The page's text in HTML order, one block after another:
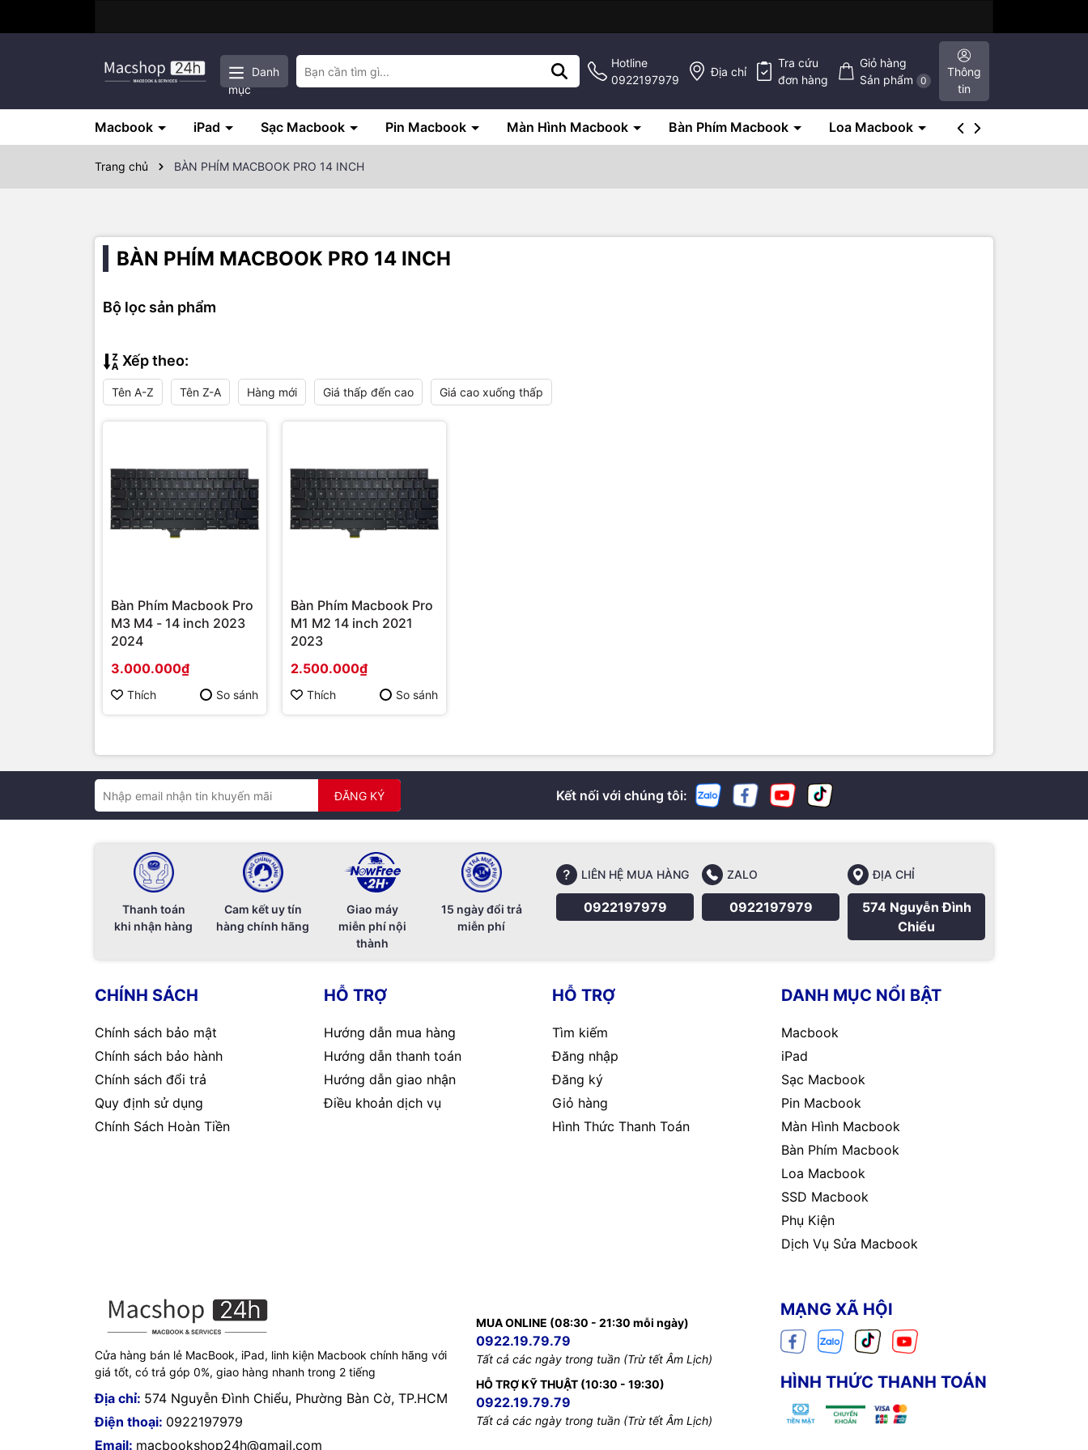
Danh
mục
Hotline
0922197979
Địa chỉ
Tra cứu
đơn hàng
Giỏ hàng
Sản phẩm
0
Thông
tin
Macbook iPad Sạc Macbook Pin Macbook Màn Hình Macbook Bàn Phím Macbook Loa Macbook SSD Macbook
Trang chủ BÀN PHÍM MACBOOK PRO 14 INCH
BÀN PHÍM MACBOOK PRO 14 INCH
Bộ lọc sản phẩm
Xếp theo:
Tên A-Z Tên Z-A Hàng mới Giá thấp đến cao Giá cao xuống thấp
Bàn Phím Macbook Pro
M3 M4 - 14 inch 2023
2024
3.000.000₫
Thích So sánh
Bàn Phím Macbook Pro
M1 M2 14 inch 2021
2023
2.500.000₫
Thích So sánh
ĐĂNG KÝ Kết nối với chúng tôi:
Thanh toán
khi nhận hàng
Cam kết uy tín
hàng chính hãng
Giao máy
miễn phí nội
thành
15 ngày đổi trả
miễn phí
LIÊN HỆ MUA HÀNG
0922197979
ZALO
0922197979
ĐỊA CHỈ
574 Nguyễn Đình
Chiểu
CHÍNH SÁCH
Chính sách bảo mật
Chính sách bảo hành
Chính sách đổi trả
Quy định sử dụng
Chính Sách Hoàn Tiền
HỖ TRỢ
Hướng dẫn mua hàng
Hướng dẫn thanh toán
Hướng dẫn giao nhận
Điều khoản dịch vụ
HỖ TRỢ
Tìm kiếm
Đăng nhập
Đăng ký
Giỏ hàng
Hình Thức Thanh Toán
DANH MỤC NỔI BẬT
Macbook
iPad
Sạc Macbook
Pin Macbook
Màn Hình Macbook
Bàn Phím Macbook
Loa Macbook
SSD Macbook
Phụ Kiện
Dịch Vụ Sửa Macbook
Cửa hàng bán lẻ MacBook, iPad, linh kiện Macbook chính hãng với
giá tốt, có trả góp 0%, giao hàng nhanh trong 2 tiếng
Địa chỉ: 574 Nguyễn Đình Chiểu, Phường Bàn Cờ, TP.HCM
Điện thoại: 0922197979
Email: macbookshop24h@gmail.com
MUA ONLINE (08:30 - 21:30 mỗi ngày)
0922.19.79.79
Tất cả các ngày trong tuần (Trừ tết Âm Lịch)
HỖ TRỢ KỸ THUẬT (10:30 - 19:30)
0922.19.79.79
Tất cả các ngày trong tuần (Trừ tết Âm Lịch)
MẠNG XÃ HỘI
HÌNH THỨC THANH TOÁN